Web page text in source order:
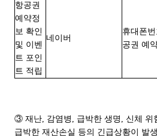
항공권
예약정
보 확인
및 이벤
트 포인
트 적립
네이버
휴대폰
공권 예
③ 재난, 감염병, 급박한 생명, 신체 위
급박한 재산손실 등의 긴급상황이 발